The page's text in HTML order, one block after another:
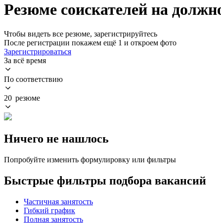
Резюме соискателей на
Чтобы видеть все резюме, зарегистрируйтесь
После регистрации покажем ещё 1 и откроем фото
Зарегистрироваться
За всё время
По соответствию
20 резюме
Ничего не нашлось
Попробуйте изменить формулировку или фильтры
Быстрые фильтры подбора вакансий
Частичная занятость
Гибкий график
Полная занятость